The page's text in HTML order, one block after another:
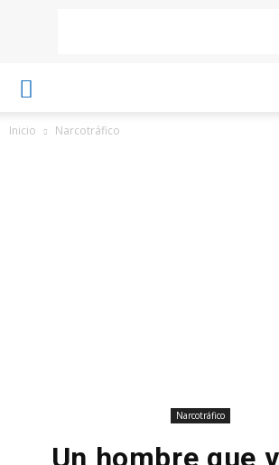
Inicio Narcotráfico
Narcotráfico
Un hombre que